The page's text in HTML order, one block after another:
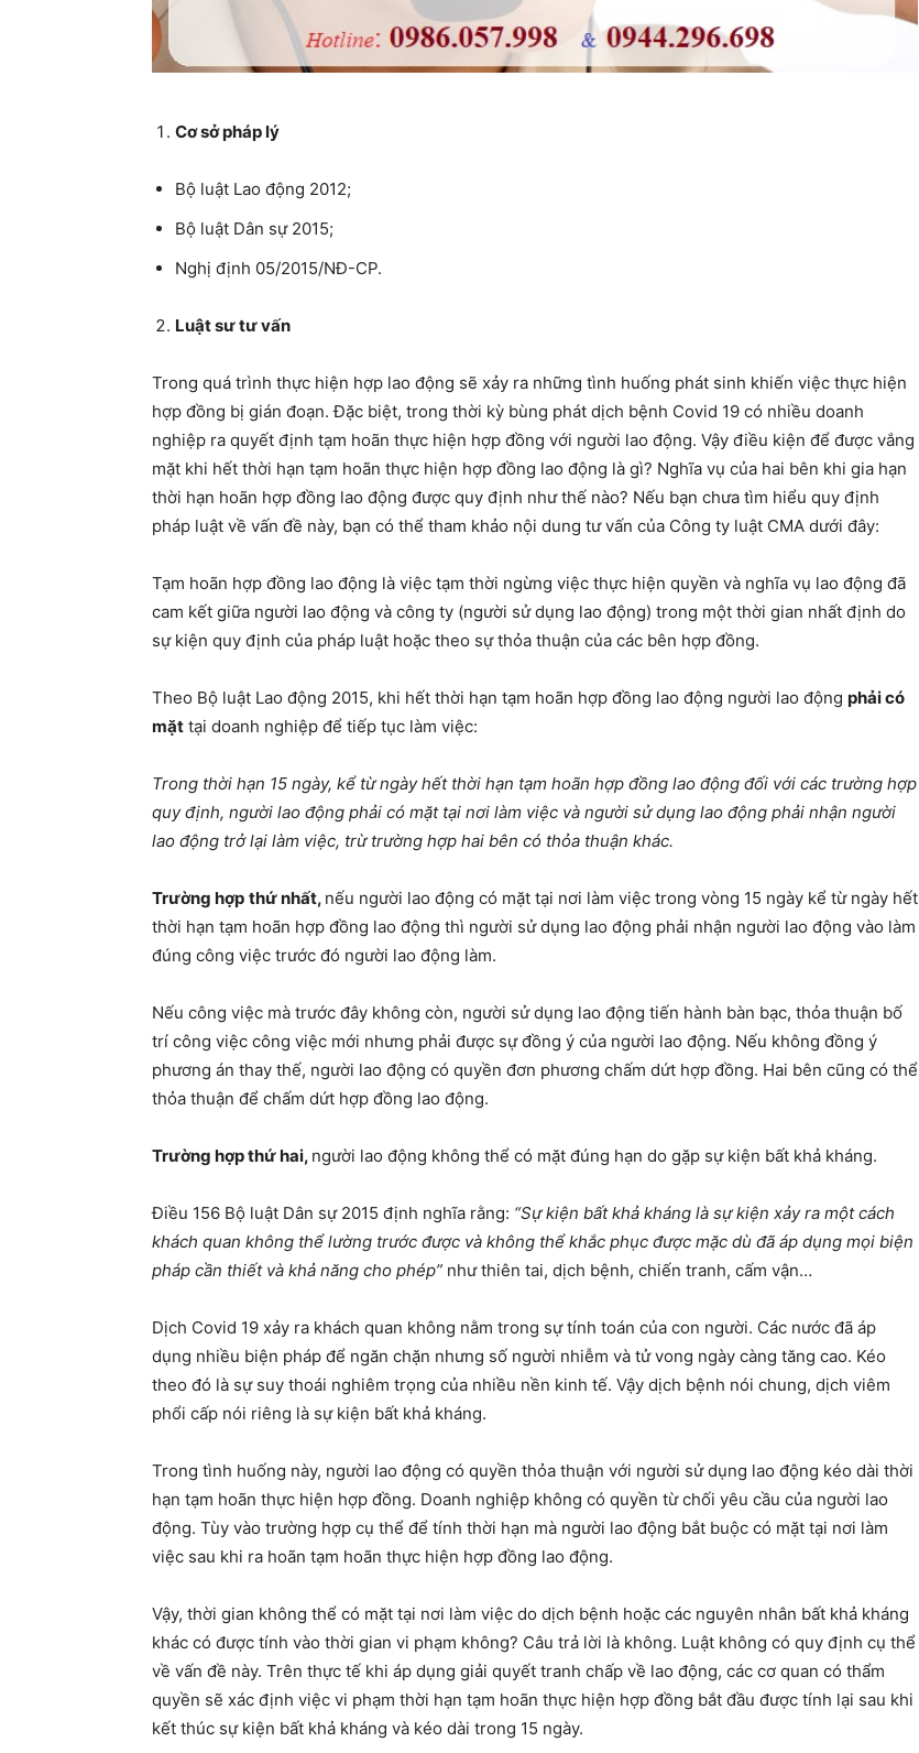
Cơ sở pháp lý
Bộ luật Lao động 2012;
Bộ luật Dân sự 2015;
Nghị định 05/2015/NĐ-CP.
Luật sư tư vấn
Trong quá trình thực hiện hợp lao động sẽ xảy ra những tình huống phát sinh khiến việc thực hiện
hợp đồng bị gián đoạn. Đặc biệt, trong thời kỳ bùng phát dịch bệnh Covid 19 có nhiều doanh
nghiệp ra quyết định tạm hoãn thực hiện hợp đồng với người lao động. Vậy điều kiện để được vắng
mặt khi hết thời hạn tạm hoãn thực hiện hợp đồng lao động là gì? Nghĩa vụ của hai bên khi gia hạn
thời hạn hoãn hợp đồng lao động được quy định như thế nào? Nếu bạn chưa tìm hiểu quy định
pháp luật về vấn đề này, bạn có thể tham khảo nội dung tư vấn của Công ty luật CMA dưới đây:
Tạm hoãn hợp đồng lao động là việc tạm thời ngừng việc thực hiện quyền và nghĩa vụ lao động đã
cam kết giữa người lao động và công ty (người sử dụng lao động) trong một thời gian nhất định do
sự kiện quy định của pháp luật hoặc theo sự thỏa thuận của các bên hợp đồng.
Theo Bộ luật Lao động 2015, khi hết thời hạn tạm hoãn hợp đồng lao động người lao động phải có
mặt tại doanh nghiệp để tiếp tục làm việc:
Trong thời hạn 15 ngày, kể từ ngày hết thời hạn tạm hoãn hợp đồng lao động đối với các trường hợp
quy định, người lao động phải có mặt tại nơi làm việc và người sử dụng lao động phải nhận người
lao động trở lại làm việc, trừ trường hợp hai bên có thỏa thuận khác.
Trường hợp thứ nhất, nếu người lao động có mặt tại nơi làm việc trong vòng 15 ngày kể từ ngày hết
thời hạn tạm hoãn hợp đồng lao động thì người sử dụng lao động phải nhận người lao động vào làm
đúng công việc trước đó người lao động làm.
Nếu công việc mà trước đây không còn, người sử dụng lao động tiến hành bàn bạc, thỏa thuận bố
trí công việc công việc mới nhưng phải được sự đồng ý của người lao động. Nếu không đồng ý
phương án thay thế, người lao động có quyền đơn phương chấm dứt hợp đồng. Hai bên cũng có thể
thỏa thuận để chấm dứt hợp đồng lao động.
Trường hợp thứ hai, người lao động không thể có mặt đúng hạn do gặp sự kiện bất khả kháng.
Điều 156 Bộ luật Dân sự 2015 định nghĩa rằng: “Sự kiện bất khả kháng là sự kiện xảy ra một cách
khách quan không thể lường trước được và không thể khắc phục được mặc dù đã áp dụng mọi biện
pháp cần thiết và khả năng cho phép” như thiên tai, dịch bệnh, chiến tranh, cấm vận…
Dịch Covid 19 xảy ra khách quan không nằm trong sự tính toán của con người. Các nước đã áp
dụng nhiều biện pháp để ngăn chặn nhưng số người nhiễm và tử vong ngày càng tăng cao. Kéo
theo đó là sự suy thoái nghiêm trọng của nhiều nền kinh tế. Vậy dịch bệnh nói chung, dịch viêm
phổi cấp nói riêng là sự kiện bất khả kháng.
Trong tình huống này, người lao động có quyền thỏa thuận với người sử dụng lao động kéo dài thời
hạn tạm hoãn thực hiện hợp đồng. Doanh nghiệp không có quyền từ chối yêu cầu của người lao
động. Tùy vào trường hợp cụ thể để tính thời hạn mà người lao động bắt buộc có mặt tại nơi làm
việc sau khi ra hoãn tạm hoãn thực hiện hợp đồng lao động.
Vậy, thời gian không thể có mặt tại nơi làm việc do dịch bệnh hoặc các nguyên nhân bất khả kháng
khác có được tính vào thời gian vi phạm không? Câu trả lời là không. Luật không có quy định cụ thể
về vấn đề này. Trên thực tế khi áp dụng giải quyết tranh chấp về lao động, các cơ quan có thẩm
quyền sẽ xác định việc vi phạm thời hạn tạm hoãn thực hiện hợp đồng bắt đầu được tính lại sau khi
kết thúc sự kiện bất khả kháng và kéo dài trong 15 ngày.